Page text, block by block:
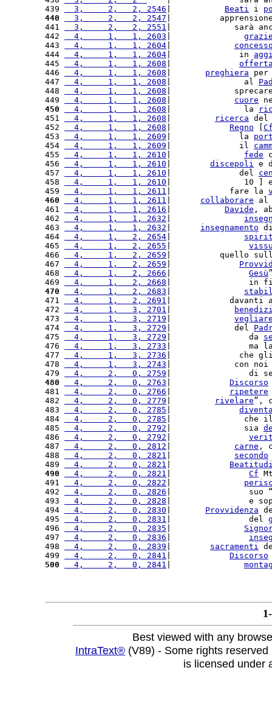
439
  3,     2,   2, 2546
Beati i
440
  3,     2,   2, 2547
|
441
  3,     2,   2, 2551
|             sarà
442
  4,     1,   1, 2603
443
  4,     1,   1, 2604
444
  4,     1,   1, 2604
|              in
445
  4,     1,   1, 2608
446
  4,     1,   1, 2608
preghiera
447
  4,     1,   1, 2608
|               al
448
  4,     1,   1, 2608
|
449
  4,     1,   1, 2608
cuore
450
  4,     1,   1, 2608
|               la
451
  4,     1,   1, 2608
ricerca
452
  4,     1,   1, 2608
Regno
453
  4,     1,   1, 2609
|              la
454
  4,     1,   1, 2609
|              il
455
  4,     1,   1, 2610
fede
456
  4,     1,   1, 2610
discepoli e
457
  4,     1,   1, 2610
|              del
458
  4,     1,   1, 2610
|               10 ]
459
  4,     1,   1, 2611
|            fare la
460
  4,     1,   1, 2611
collaborare
461
  4,     1,   1, 2616
Davide ,
462
  4,     1,   1, 2632
463
  4,     1,   1, 2632
insegnamento
464
  4,     1,   2, 2654
465
  4,     1,   2, 2655
466
  4,     1,   2, 2659
|          quello
467
  4,     1,   2, 2659
468
  4,     1,   2, 2666
Gesù
469
  4,     1,   2, 2668
|                in
470
  4,     1,   2, 2683
471
  4,     1,   2, 2691
|            davanti
472
  4,     1,   3, 2701
473
  4,     1,   3, 2719
474
  4,     1,   3, 2729
|             del
475
  4,     1,   3, 2729
|                da
476
  4,     1,   3, 2733
|                ma
477
  4,     1,   3, 2736
|              che
478
  4,     1,   3, 2743
|             con
479
  4,     2,   0, 2759
|                di
480
  4,     2,   0, 2763
Discorso
481
  4,     2,   0, 2766
ripetere
482
  4,     2,   0, 2779
rivelare”,
483
  4,     2,   0, 2785
484
  4,     2,   0, 2785
|               che
485
  4,     2,   0, 2792
|               sia
486
  4,     2,   0, 2792
487
  4,     2,   0, 2812
carne ,
488
  4,     2,   0, 2821
secondo
489
  4,     2,   0, 2821
490
  4,     2,   0, 2821
Cf
491
  4,     2,   0, 2822
492
  4,     2,   0, 2826
|                suo
493
  4,     2,   0, 2828
|                e
494
  4,     2,   0, 2830
Provvidenza
495
  4,     2,   0, 2831
|                del
496
  4,     2,   0, 2835
497
  4,     2,   0, 2836
498
  4,     2,   0, 2839
sacramenti
499
  4,     2,   0, 2841
Discorso
500
  4,     2,   0, 2841
Best viewed with any
IntraText® (V89) - Some rights
is licensed under